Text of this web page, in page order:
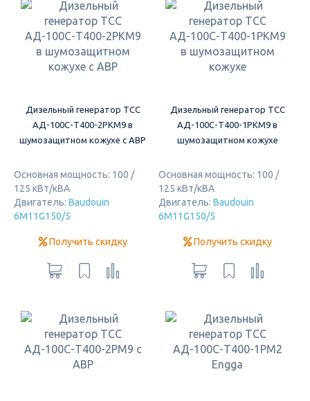
Дизельный генератор ТСС
АД-100С-Т400-2РКМ9 в
шумозащитном кожухе c АВР
Основная мощность: 100 /
125 кВт/кВА
Двигатель: Baudouin
6M11G150/5
Получить скидку
Дизельный генератор ТСС
АД-100С-Т400-1РКМ9 в
шумозащитном кожухе
Основная мощность: 100 /
125 кВт/кВА
Двигатель: Baudouin
6M11G150/5
Получить скидку